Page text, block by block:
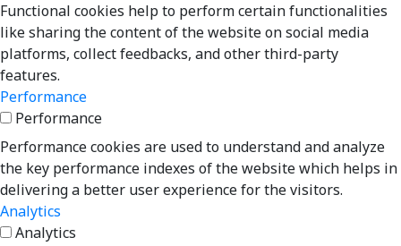
Functional cookies help to perform certain functionalities
like sharing the content of the website on social media
platforms, collect feedbacks, and other third-party
features.
Performance
Performance
Performance cookies are used to understand and analyze
the key performance indexes of the website which helps in
delivering a better user experience for the visitors.
Analytics
Analytics